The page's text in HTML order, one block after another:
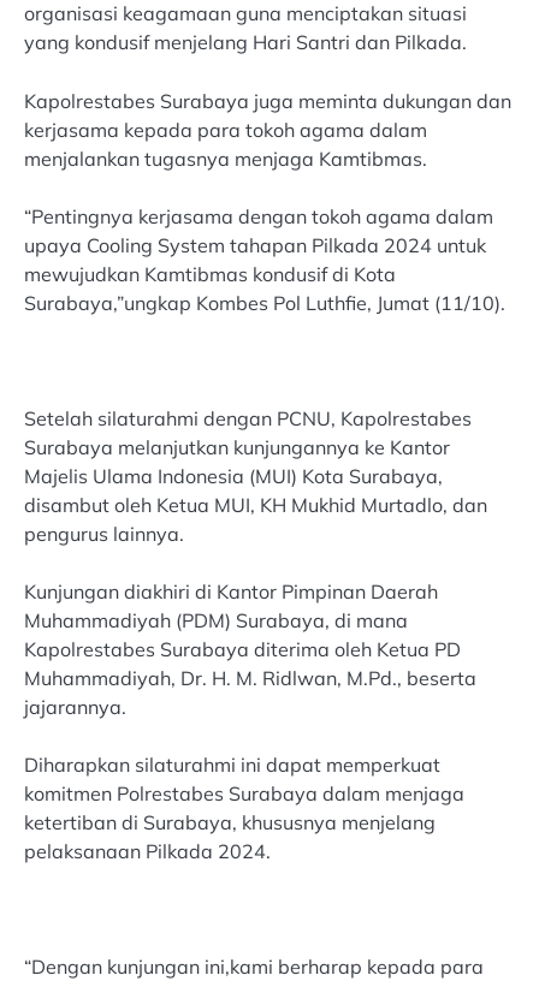
organisasi keagamaan guna menciptakan situasi
yang kondusif menjelang Hari Santri dan Pilkada.
Kapolrestabes Surabaya juga meminta dukungan dan
kerjasama kepada para tokoh agama dalam
menjalankan tugasnya menjaga Kamtibmas.
“Pentingnya kerjasama dengan tokoh agama dalam
upaya Cooling System tahapan Pilkada 2024 untuk
mewujudkan Kamtibmas kondusif di Kota
Surabaya,”ungkap Kombes Pol Luthfie, Jumat (11/10).
Setelah silaturahmi dengan PCNU, Kapolrestabes
Surabaya melanjutkan kunjungannya ke Kantor
Majelis Ulama Indonesia (MUI) Kota Surabaya,
disambut oleh Ketua MUI, KH Mukhid Murtadlo, dan
pengurus lainnya.
Kunjungan diakhiri di Kantor Pimpinan Daerah
Muhammadiyah (PDM) Surabaya, di mana
Kapolrestabes Surabaya diterima oleh Ketua PD
Muhammadiyah, Dr. H. M. Ridlwan, M.Pd., beserta
jajarannya.
Diharapkan silaturahmi ini dapat memperkuat
komitmen Polrestabes Surabaya dalam menjaga
ketertiban di Surabaya, khususnya menjelang
pelaksanaan Pilkada 2024.
“Dengan kunjungan ini,kami berharap kepada para